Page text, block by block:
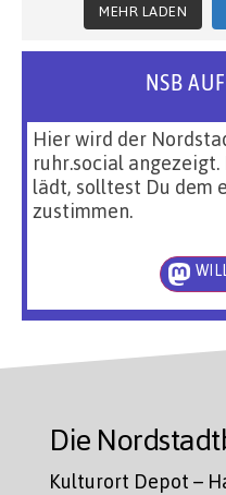
MEHR LADEN
NSB
Hier wird der
ruhr.social
lädt, solltest Du dem
zustimmen.
Die
Kulturort Depot –